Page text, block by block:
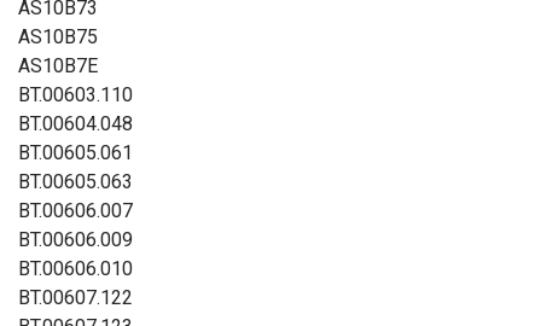
AS10B73
AS10B75
AS10B7E
BT.00603.110
BT.00604.048
BT.00605.061
BT.00605.063
BT.00606.007
BT.00606.009
BT.00606.010
BT.00607.122